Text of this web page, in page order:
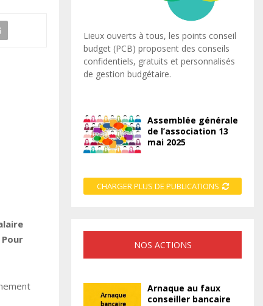
Lieux ouverts à tous, les points conseil
budget (PCB) proposent des conseils
confidentiels, gratuits et personnalisés
de gestion budgétaire.
Assemblée générale
de l’association 13
mai 2025
CHARGER PLUS DE PUBLICATIONS
NOS ACTIONS
Arnaque au faux
conseiller bancaire